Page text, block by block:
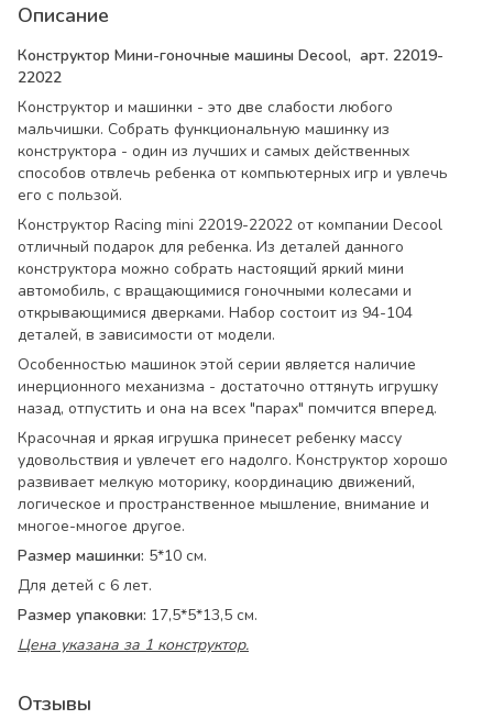
Описание
Конструктор Мини-гоночные машины Decool, арт. 22019-
22022
Конструктор и машинки - это две слабости любого
мальчишки. Собрать функциональную машинку из
конструктора - один из лучших и самых действенных
способов отвлечь ребенка от компьютерных игр и увлечь
его с пользой.
Конструктор Racing mini 22019-22022 от компании Decool
отличный подарок для ребенка. Из деталей данного
конструктора можно собрать настоящий яркий мини
автомобиль, с вращающимися гоночными колесами и
открывающимися дверками. Набор состоит из 94-104
деталей, в зависимости от модели.
Особенностью машинок этой серии является наличие
инерционного механизма - достаточно оттянуть игрушку
назад, отпустить и она на всех "парах" помчится вперед.
Красочная и яркая игрушка принесет ребенку массу
удовольствия и увлечет его надолго. Конструктор хорошо
развивает мелкую моторику, координацию движений,
логическое и пространственное мышление, внимание и
многое-многое другое.
Размер машинки: 5*10 см.
Для детей с 6 лет.
Размер упаковки: 17,5*5*13,5 см.
Цена указана за 1 конструктор.
Отзывы